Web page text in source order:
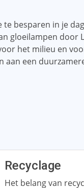
besparen in je
gloeilampen door
het milieu en
aan een
Recyclage
Het belang van